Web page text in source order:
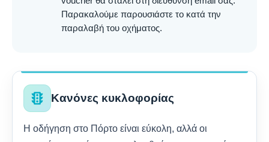
Παρακαλούμε παρουσιάστε το κατά την
παραλαβή του οχήματος.
traffic Κανόνες κυκλοφορίας
Η οδήγηση στο Πόρτο είναι εύκολη, αλλά οι